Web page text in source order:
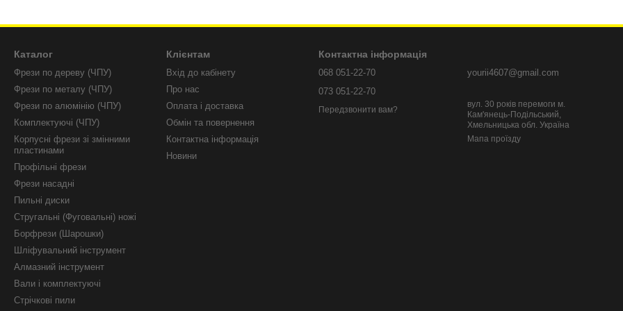
Каталог
Фрези по дереву (ЧПУ)
Фрези по металу (ЧПУ)
Фрези по алюмінію (ЧПУ)
Комплектуючі (ЧПУ)
Корпусні фрези зі змінними
пластинами
Профільні фрези
Фрези насадні
Пильні диски
Стругальні (Фуговальні) ножі
Борфрези (Шарошки)
Шліфувальний інструмент
Алмазний інструмент
Вали і комплектуючі
Стрічкові пили
Клієнтам
Вхід до кабінету
Про нас
Оплата і доставка
Обмін та повернення
Контактна інформація
Новини
Контактна інформація
068 051-22-70
073 051-22-70
Передзвонити вам?
yourii4607@gmail.com
вул. 30 років перемоги м.
Кам'янець-Подільський,
Хмельницька обл. Україна
Мапа проїзду